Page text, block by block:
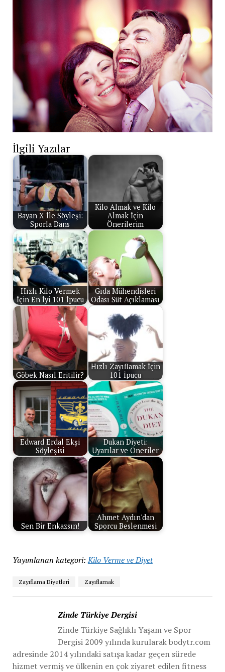
İlgili Yazılar
Bayan X İle Söyleşi:
Sporla Dans
Kilo Almak ve Kilo
Almak İçin
Önerilerim
Hızlı Kilo Vermek
İçin En İyi 101 İpucu
Gıda Mühendisleri
Odası Süt Açıklaması
Göbek Nasıl Eritilir?
Hızlı Zayıflamak İçin
101 İpucu
Edward Erdal Ekşi
Söyleşisi
Dukan Diyeti:
Uyarılar ve Öneriler
Sen Bir Enkazsın!
Ahmet Aydın'dan
Sporcu Beslenmesi
Yayımlanan kategori: Kilo Verme ve Diyet
Zayıflama Diyetleri Zayıflamak
Zinde Türkiye Dergisi
Zinde Türkiye Sağlıklı Yaşam ve Spor
Dergisi 2009 yılında kurularak bodytr.com
adresinde 2014 yılındaki satışa kadar geçen sürede
hizmet vermiş ve ülkenin en çok ziyaret edilen fitness